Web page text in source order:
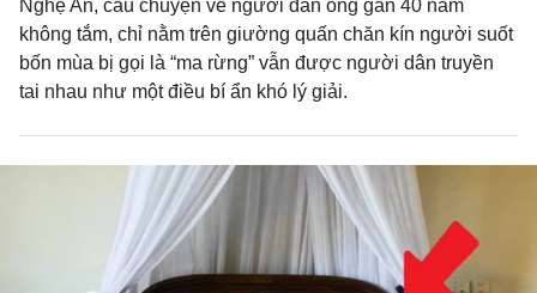
Nghệ An, câu chuyện về người đàn ông gần 40 năm
không tắm, chỉ nằm trên giường quấn chăn kín người suốt
bốn mùa bị gọi là “ma rừng” vẫn được người dân truyền
tai nhau như một điều bí ẩn khó lý giải.